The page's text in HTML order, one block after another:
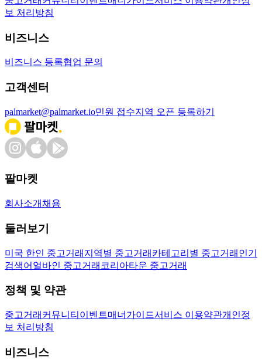
보 처리방침
비즈니스
비즈니스 등록협업 문의
고객센터
palmarket@palmarket.io민원 접수지역 오픈 등록하기
팔마켓
회사소개 채용
둘러보기
미국 한인 중고거래 지역별 중고거래 카테고리별 중고거래 인기
검색어 얼바인 중고거래 코리아타운 중고거래
정책 및 약관
중고거래 커뮤니티 이벤트매너가이드서비스 이용약관개인정
보 처리방침
비즈니스